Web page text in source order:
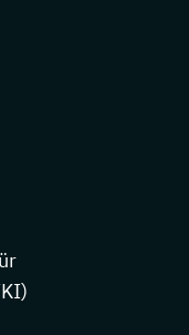
auf: LinkedIn